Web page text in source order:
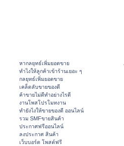
หากลยุทธ์เพิ่มยอดขาย
ทําไงให้ลูกค้าเข้าร้านเยอะ ๆ
กลยุทธ์เพิ่มยอดขาย
เคล็ดลับขายของดี
ค้าขายไม่ดีทำอย่างไรดี
งานโพสโปรโมทงาน
ทํายังไงให้ขายของดี ออนไลน์
รวม SMFขายสินค้า
ประกาศฟรีออนไลน์
ลงประกาศ สินค้า
เว็บบอร์ด โพสต์ฟรี